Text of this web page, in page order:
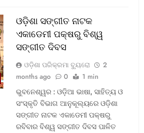
ଓଡ଼ିଶା ସଙ୍ଗୀତ ନାଟକ
ଏକାଡେମୀ ପକ୍ଷରୁ ବିଶ୍ୱ
ସଙ୍ଗୀତ ଦିବସ
ଓଡ଼ିଶା ପରିକ୍ରମା ବ୍ୟୁରୋ
2
months ago
0 1 min
ଭୁବନେଶ୍ୱର : ଓଡ଼ିଆ ଭାଷା, ସାହିତ୍ୟ ଓ
ସଂସ୍କୃତି ବିଭାଗ ଆନୁକୂଲ୍ୟରେ ଓଡ଼ିଶା
ସଙ୍ଗୀତ ନାଟକ ଏକାଡେମୀ ପକ୍ଷରୁ
ରବିବାର ବିଶ୍ୱ ସଙ୍ଗୀତ ଦିବସ ପାଳିତ